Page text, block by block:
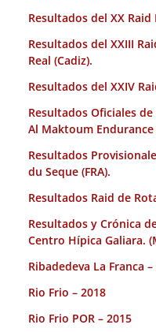
Resultados del XX Raid
Resultados del XXIII
Real (Cadiz).
Resultados del XXIV
Resultados Oficiales
Al Maktoum
Resultados
du Seque (FRA).
Resultados Raid de
Resultados y Crónica
Centro Hípica Galiara.
Ribadedeva La Franca –
Rio Frio – 2018
Rio Frio POR – 2015